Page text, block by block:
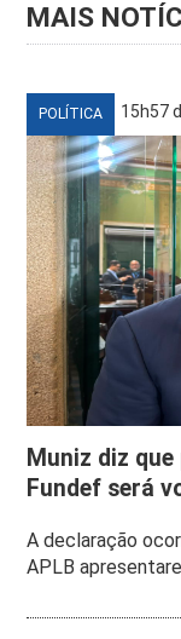
MAIS
POLÍTICA 15h57
Muniz diz
Fundef será
A declaração
APLB